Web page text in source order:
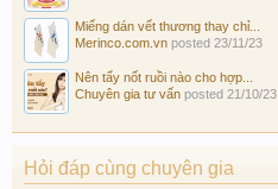
Miếng dán vết thương thay chỉ...
Merinco.com.vn posted 23/11/23
Nên tẩy nốt ruồi nào cho hợp...
Chuyên gia tư vấn posted 21/10/23
Hỏi đáp cùng chuyên gia